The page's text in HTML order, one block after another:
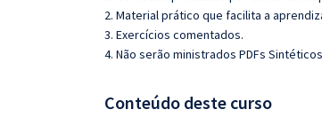
2. Material prático que facilita a
3. Exercícios comentados.
4. Não serão ministrados PDFs
Conteúdo deste curso